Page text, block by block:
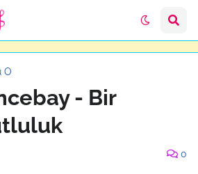
O
- Bir
0